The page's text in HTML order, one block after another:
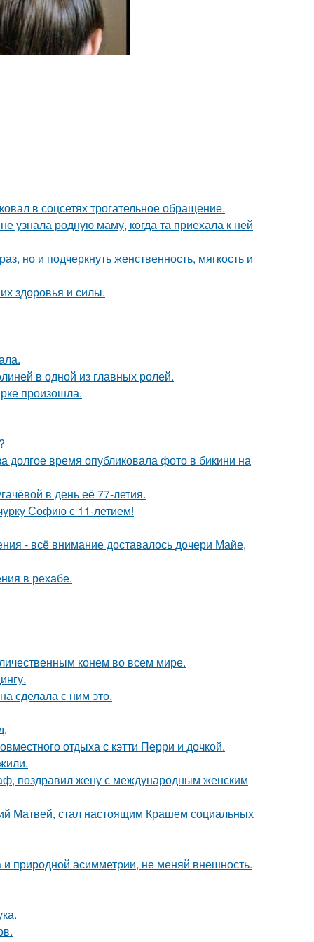
в соцсетях трогательное обращение.
узнала родную маму, когда та приехала к ней
но и подчеркнуть женственность, мягкость и
здоровья и силы.
в одной из главных ролей.
произошла.
долгое время опубликовала фото в бикини на
в день её 77-летия.
Софию с 11-летием!
- всё внимание доставалось дочери Майе,
в рехабе.
конем во всем мире.
сделала с ним это.
отдыха с кэтти Перри и дочкой.
поздравил жену с международным женским
Матвей, стал настоящим Крашем социальных
природной асимметрии, не меняй внешность.